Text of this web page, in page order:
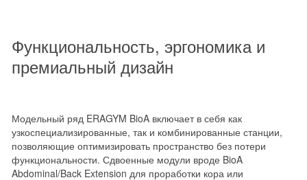
Функциональность, эргономика и
премиальный дизайн
Модельный ряд ERAGYM BioA включает в себя как
узкоспециализированные, так и комбинированные станции,
позволяющие оптимизировать пространство без потери
функциональности. Сдвоенные модули вроде BioA
Abdominal/Back Extension для проработки кора или